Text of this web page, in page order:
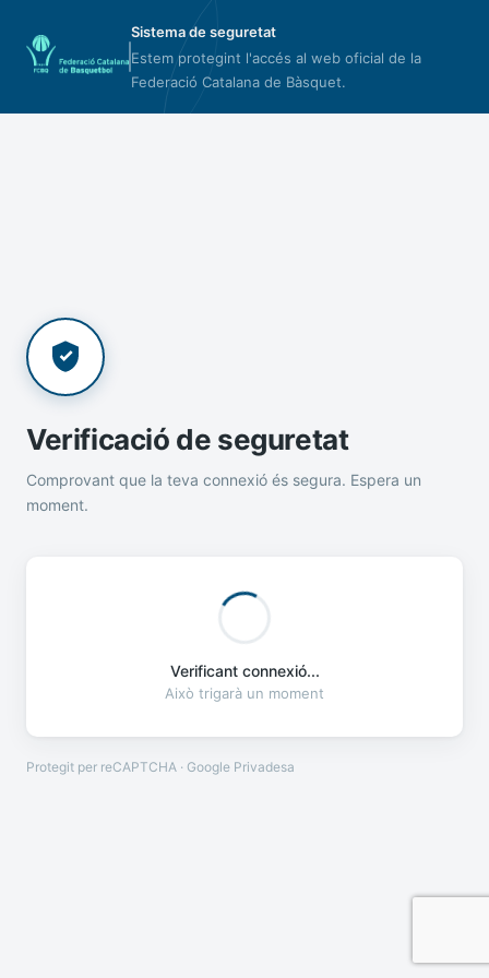
Sistema de seguretat
Estem protegint l'accés al web oficial de la
Federació Catalana de Bàsquet.
Verificació de seguretat
Comprovant que la teva connexió és segura. Espera un
moment.
Verificant connexió...
Això trigarà un moment
Protegit per reCAPTCHA · Google Privadesa